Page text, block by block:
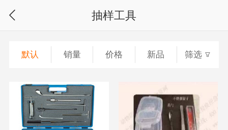
抽样工具
默认 销量 价格 新品 筛选